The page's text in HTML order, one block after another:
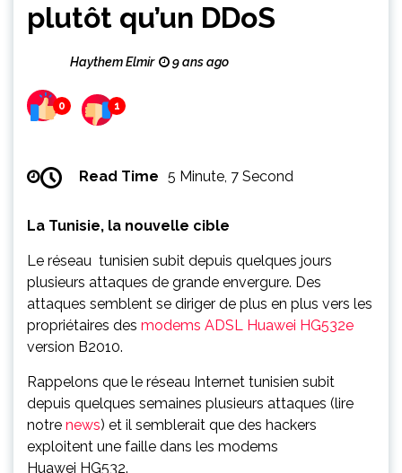
plutôt qu’un DDoS
Haythem Elmir 9 ans ago
0 1
Read Time 5 Minute, 7 Second
La Tunisie, la nouvelle cible
Le réseau tunisien subit depuis quelques jours
plusieurs attaques de grande envergure. Des
attaques semblent se diriger de plus en plus vers les
propriétaires des modems ADSL Huawei HG532e
version B2010.
Rappelons que le réseau Internet tunisien subit
depuis quelques semaines plusieurs attaques (lire
notre news) et il semblerait que des hackers
exploitent une faille dans les modems
Huawei HG532.